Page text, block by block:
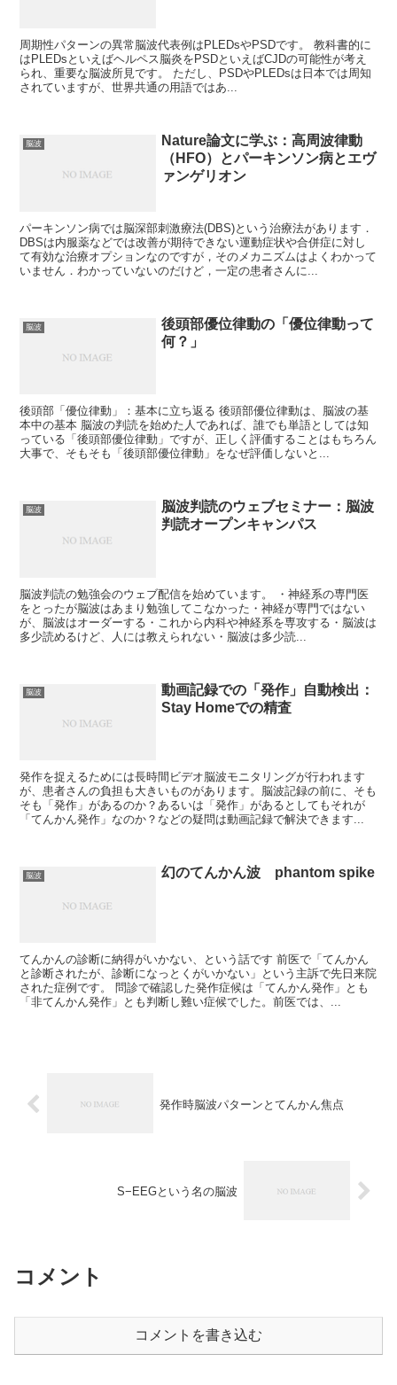
周期性パターンの異常脳波代表例はPLEDsやPSDです。 教科書的に
はPLEDsといえばヘルペス脳炎をPSDといえばCJDの可能性が考え
られ、重要な脳波所見です。 ただし、PSDやPLEDsは日本では周知
されていますが、世界共通の用語ではあ...
脳波
Nature論文に学ぶ：高周波律動
（HFO）とパーキンソン病とエヴ
ァンゲリオン
パーキンソン病では脳深部刺激療法(DBS)という治療法があります．
DBSは内服薬などでは改善が期待できない運動症状や合併症に対し
て有効な治療オプションなのですが，そのメカニズムはよくわかって
いません．わかっていないのだけど，一定の患者さんに...
脳波
後頭部優位律動の「優位律動って
何？」
後頭部「優位律動」：基本に立ち返る 後頭部優位律動は、脳波の基
本中の基本 脳波の判読を始めた人であれば、誰でも単語としては知
っている「後頭部優位律動」ですが、正しく評価することはもちろん
大事で、そもそも「後頭部優位律動」をなぜ評価しないと...
脳波
脳波判読のウェブセミナー：脳波
判読オープンキャンパス
脳波判読の勉強会のウェブ配信を始めています。 ・神経系の専門医
をとったが脳波はあまり勉強してこなかった・神経が専門ではない
が、脳波はオーダーする・これから内科や神経系を専攻する・脳波は
多少読めるけど、人には教えられない・脳波は多少読...
脳波
動画記録での「発作」自動検出：
Stay Homeでの精査
発作を捉えるためには長時間ビデオ脳波モニタリングが行われます
が、患者さんの負担も大きいものがあります。脳波記録の前に、そも
そも「発作」があるのか？あるいは「発作」があるとしてもそれが
「てんかん発作」なのか？などの疑問は動画記録で解決できます...
脳波 幻のてんかん波 phantom spike
てんかんの診断に納得がいかない、という話です 前医で「てんかん
と診断されたが、診断になっとくがいかない」という主訴で先日来院
された症例です。 問診で確認した発作症候は「てんかん発作」とも
「非てんかん発作」とも判断し難い症候でした。前医では、...
発作時脳波パターンとてんかん焦点
S−EEGという名の脳波
コメント
コメントを書き込む